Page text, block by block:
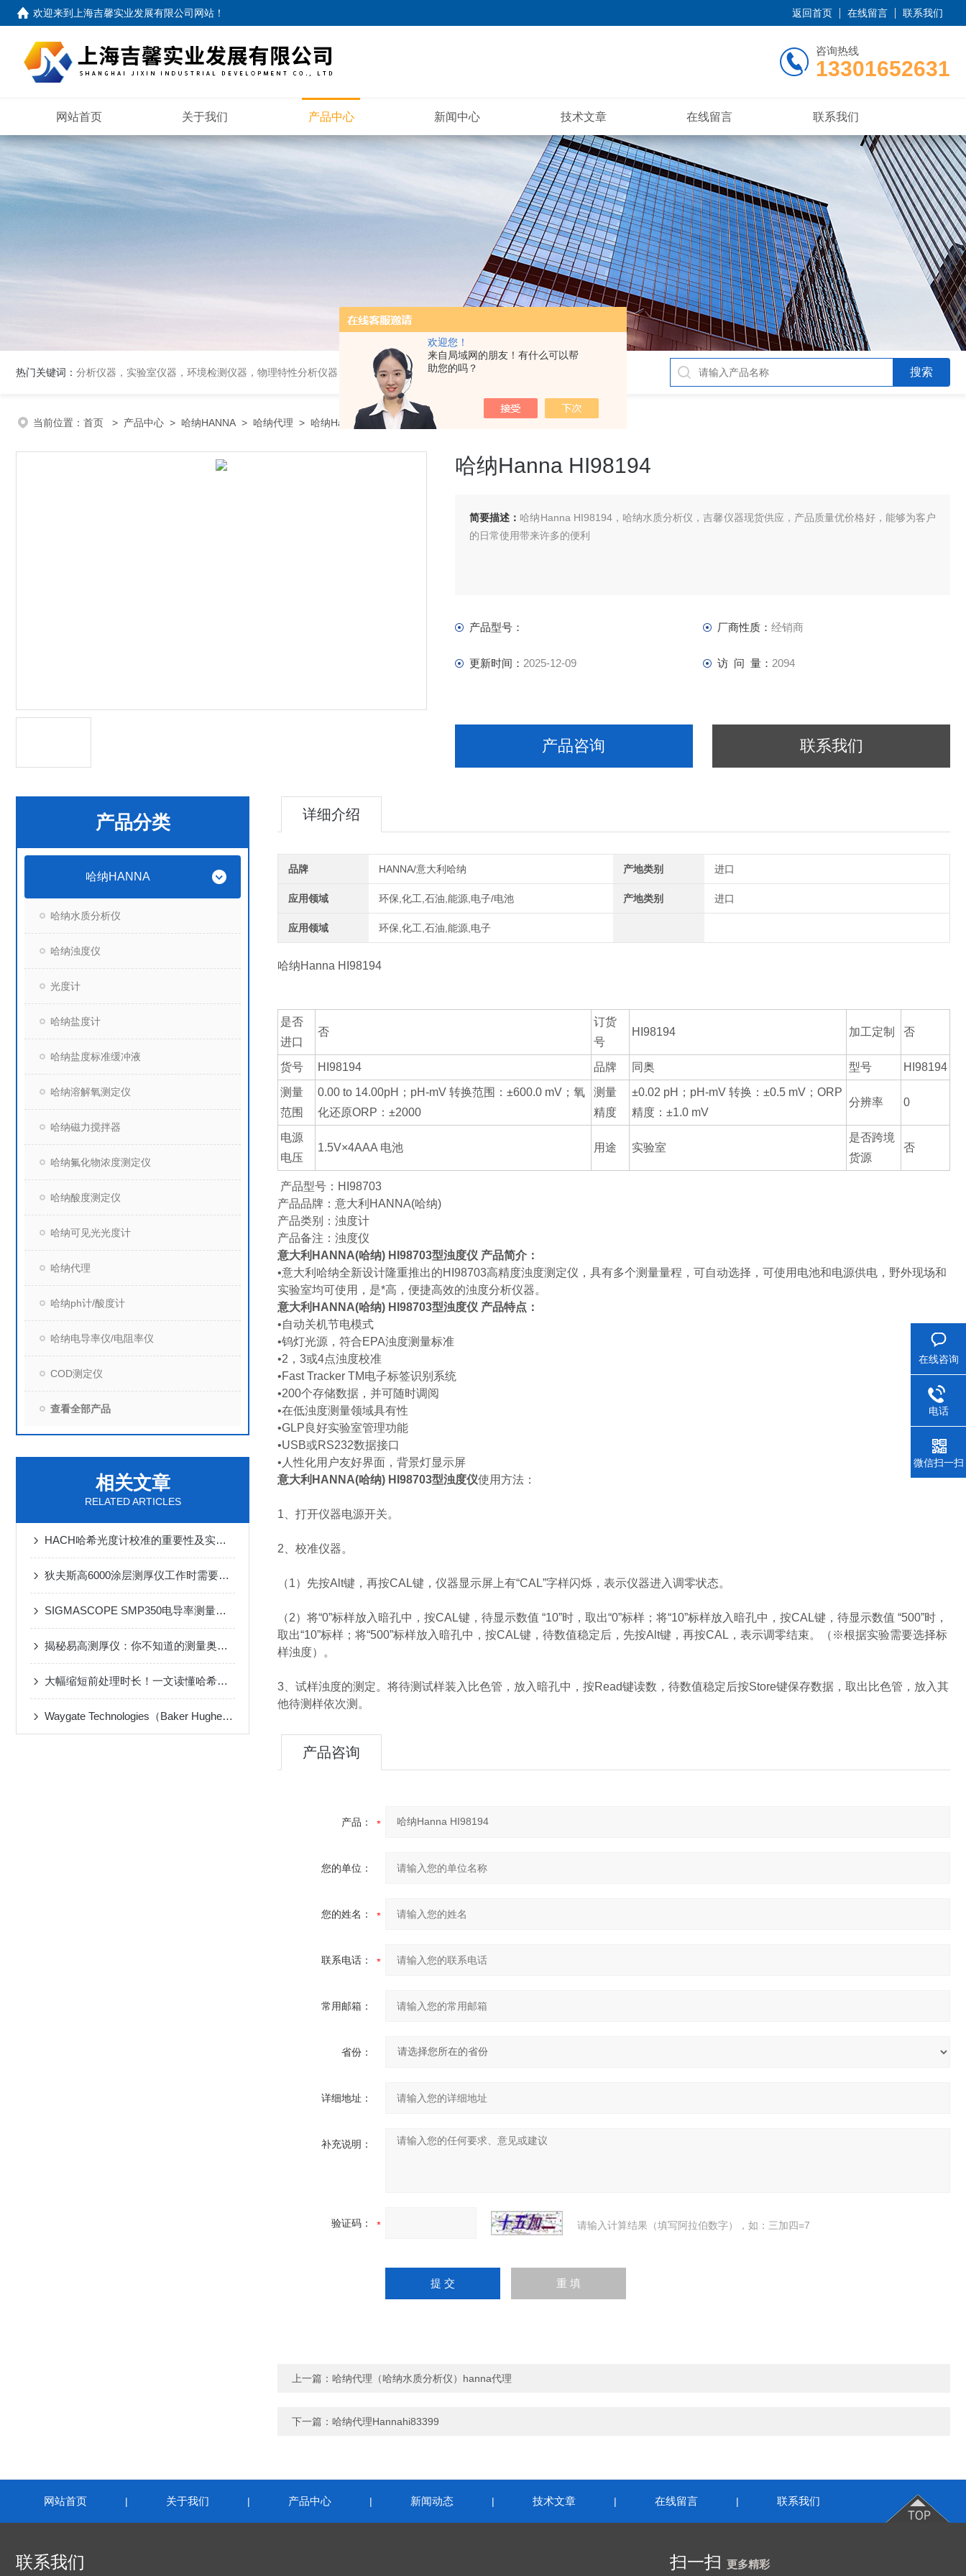
欢迎您！
来自局域网的朋友！有什么可以帮
助您的吗？
欢迎来到 上海吉馨实业发展有限公司网站 ！ 返回首页 在线留言 联系我们
咨询热线
13301652631
网站首页 关于我们 产品中心 新闻中心 技术文章 在线留言 联系我们
热门关键词： 分析仪器，实验室仪器，环境检测仪器，物理特性分析仪器
当前位置： 首页 > 产品中心 > 哈纳HANNA > 哈纳代理 > 哈纳Hanna HI98194
哈纳Hanna HI98194
简要描述： 哈纳Hanna HI98194，哈纳水质分析仪，吉馨仪器现货供应，产品质量优价格好，能够为客户
的日常使用带来许多的便利
产品型号： 厂商性质： 经销商
更新时间： 2025-12-09 访 问 量： 2094
产品咨询 联系我们
产品分类
哈纳HANNA
哈纳水质分析仪
哈纳浊度仪
光度计
哈纳盐度计
哈纳盐度标准缓冲液
哈纳溶解氧测定仪
哈纳磁力搅拌器
哈纳氟化物浓度测定仪
哈纳酸度测定仪
哈纳可见光光度计
哈纳代理
哈纳ph计/酸度计
哈纳电导率仪/电阻率仪
COD测定仪
查看全部产品
相关文章
RELATED ARTICLES
HACH哈希光度计校准的重要性及实施步骤
狄夫斯高6000涂层测厚仪工作时需要遵守哪些要求
SIGMASCOPE SMP350电导率测量仪器测定非铁金属的电导率
揭秘易高测厚仪：你不知道的测量奥秘！
大幅缩短前处理时长！一文读懂哈希消解器石墨高温消解原理
Waygate Technologies（Baker Hughes旗下）便携式超声波检测仪
详细介绍
品牌 HANNA/意大利哈纳 产地类别 进口
应用领域 环保,化工,石油,能源,电子/电池 产地类别 进口
应用领域 环保,化工,石油,能源,电子
哈纳Hanna HI98194
是否
进口
否
订货
号
HI98194 加工定制 否
货号 HI98194 品牌 同奥 型号 HI98194
测量
范围
0.00 to 14.00pH；pH-mV 转换范围：±600.0 mV；氧
化还原ORP：±2000
测量
精度
±0.02 pH；pH-mV 转换：±0.5 mV；ORP
精度：±1.0 mV
分辨率 0
电源
电压
1.5V×4AAA 电池 用途 实验室
是否跨境
货源
否
产品型号：HI98703
产品品牌：意大利HANNA(哈纳)
产品类别：浊度计
产品备注：浊度仪
意大利HANNA(哈纳) HI98703型浊度仪 产品简介：
•意大利哈纳全新设计隆重推出的HI98703高精度浊度测定仪，具有多个测量量程，可自动选择，可使用电池和电源供电，野外现场和
实验室均可使用，是*高，便捷高效的浊度分析仪器。
意大利HANNA(哈纳) HI98703型浊度仪 产品特点：
•自动关机节电模式
•钨灯光源，符合EPA浊度测量标准
•2，3或4点浊度校准
•Fast Tracker TM电子标签识别系统
•200个存储数据，并可随时调阅
•在低浊度测量领域具有性
•GLP良好实验室管理功能
•USB或RS232数据接口
•人性化用户友好界面，背景灯显示屏
意大利HANNA(哈纳) HI98703型浊度仪使用方法：
1、打开仪器电源开关。
2、校准仪器。
（1）先按Alt键，再按CAL键，仪器显示屏上有“CAL”字样闪烁，表示仪器进入调零状态。
（2）将“0”标样放入暗孔中，按CAL键，待显示数值 “10”时，取出“0”标样；将“10”标样放入暗孔中，按CAL键，待显示数值 “500”时，
取出“10”标样；将“500”标样放入暗孔中，按CAL键，待数值稳定后，先按Alt键，再按CAL，表示调零结束。（※根据实验需要选择标
样浊度）。
3、试样浊度的测定。将待测试样装入比色管，放入暗孔中，按Read键读数，待数值稳定后按Store键保存数据，取出比色管，放入其
他待测样依次测。
产品咨询
产品：
您的单位：
您的姓名：
联系电话：
常用邮箱：
省份：
详细地址：
补充说明：
验证码： 请输入计算结果（填写阿拉伯数字），如：三加四=7
上一篇： 哈纳代理（哈纳水质分析仪）hanna代理
下一篇： 哈纳代理Hannahi83399
网站首页 | 关于我们 | 产品中心 | 新闻动态 | 技术文章 | 在线留言 | 联系我们
联系我们 扫一扫 更多精彩
在线咨询
电话
微信扫一扫